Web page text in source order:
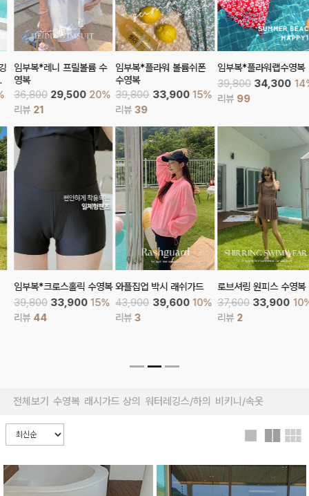
임부복*레니 프릴볼륨 수
영복
36,800 29,500 20%
리뷰21
임부복*플라워 볼륨쉬폰
수영복
39,800 33,900 15%
리뷰39
임부복*플라워랩수영복
39,800 34,300 14%
리뷰99
임부복*크로스홀릭 수영복
39,800 33,900 15%
리뷰44
와플집업 박시 래쉬가드
43,900 39,600 10%
리뷰3
로브셔링 원피스 수영복
37,600 33,900 10%
리뷰2
전체보기 수영복 래시가드 상의 워터레깅스/하의 비키니/속옷